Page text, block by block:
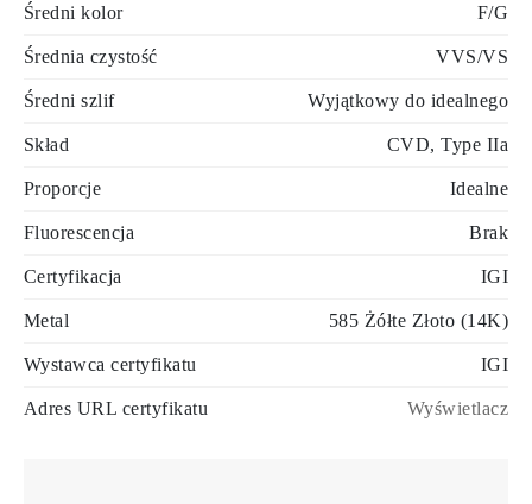
Średni kolor F/G
Średnia czystość VVS/VS
Średni szlif Wyjątkowy do idealnego
Skład CVD, Type IIa
Proporcje Idealne
Fluorescencja Brak
Certyfikacja IGI
Metal 585 Żółte Złoto (14K)
Wystawca certyfikatu IGI
Adres URL certyfikatu Wyświetlacz